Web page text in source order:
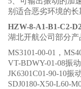
别适合恶劣环境的
HZW-8-A1-B1-C2-
湖北开航公司部分产
MS3101-00-01，
VT-BDWY-01-08振
JK6301C01-90-10振
SDJ0180-X50-L60-